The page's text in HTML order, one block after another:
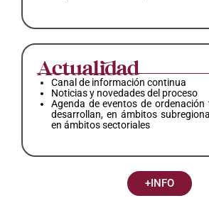
Actualidad
Canal de información continua
Noticias y novedades del proceso
Agenda de eventos de
desarrollan, en ámbitos
en ámbitos sectoriales
+INFO